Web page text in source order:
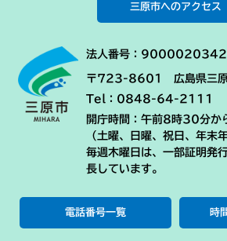
三原市へのアクセス
法人番号：
〒723-8601 広島県三原
Tel：0848-64-2111
開庁時間：午前8時30分
（土曜、日曜、祝日、年末
毎週木曜日は、一部証明発
長しています。
電話番号一覧 時